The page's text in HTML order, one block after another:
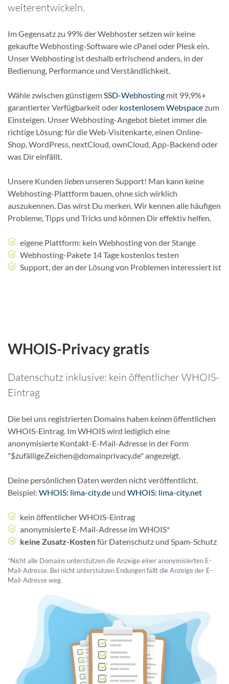
weiterentwickeln.
Im Gegensatz zu 99% der Webhoster setzen wir keine
gekaufte Webhosting-Software wie cPanel oder Plesk ein.
Unser Webhosting ist deshalb erfrischend anders, in der
Bedienung, Performance und Verständlichkeit.
Wähle zwischen günstigem SSD-Webhosting mit 99,9%+
garantierter Verfügbarkeit oder kostenlosem Webspacezum
Einsteigen. Unser Webhosting-Angebot bietet immer die
richtige Lösung: für die Web-Visitenkarte, einen Online-
Shop, WordPress, nextCloud, ownCloud, App-Backend oder
was Dir einfällt.
Unsere Kunden lieben unseren Support! Man kann keine
Webhosting-Plattform bauen, ohne sich wirklich
auszukennen. Das wirst Du merken. Wir kennen alle häufigen
Probleme, Tipps und Tricks und können Dir effektiv helfen.
eigene Plattform: kein Webhosting von der Stange
Webhosting-Pakete 14 Tage kostenlos testen
Support, der an der Lösung von Problemen interessiert ist
WHOIS-Privacy gratis
Datenschutz inklusive: kein öffentlicher WHOIS-
Eintrag
Die bei uns registrierten Domains haben keinenöffentlichen
WHOIS-Eintrag. Im WHOIS wird lediglich eine
anonymisierte Kontakt-E-Mail-Adresse in der Form
"$zufälligeZeichen@domainprivacy.de" angezeigt.
Deine persönlichen Daten werden nicht veröffentlicht.
Beispiel: WHOIS: lima-city.de und WHOIS: lima-city.net
kein öffentlicher WHOIS-Eintrag
anonymisierte E-Mail-Adresse im WHOIS*
keine Zusatz-Kostenfür Datenschutz und Spam-Schutz
*Nicht alle Domains unterstützen die Anzeige einer anonymisierten E-
Mail-Adresse. Bei nicht unterstützen Endungen fällt die Anzeige der E-
Mail-Adresse weg.